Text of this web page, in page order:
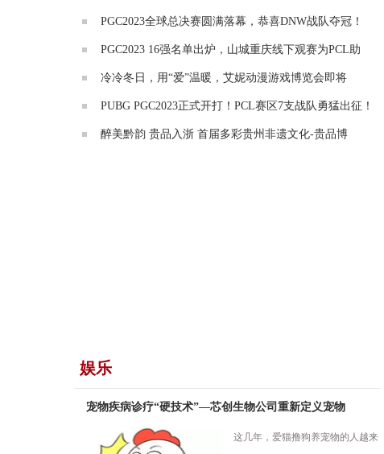
PGC2023全球总决赛圆满落幕，恭喜DNW战队夺冠！
PGC2023 16强名单出炉，山城重庆线下观赛为PCL助
冷冷冬日，用“爱”温暖，艾妮动漫游戏博览会即将
PUBG PGC2023正式开打！PCL赛区7支战队勇猛出征！
醉美黔韵 贵品入浙 首届多彩贵州非遗文化-贵品博
娱乐
宠物疾病诊疗“硬技术”—芯创生物公司重新定义宠物
这几年，爱猫撸狗养宠物的人越来